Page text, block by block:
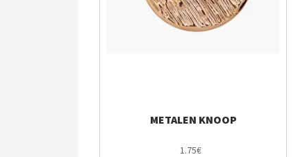
METALEN KNOOP
1.75€